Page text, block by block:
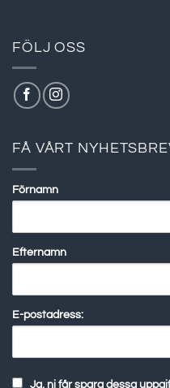
FÖLJ OSS
FÅ VÅRT
Förnamn
Efternamn
E-postadress:
Ja, ni får spara dessa